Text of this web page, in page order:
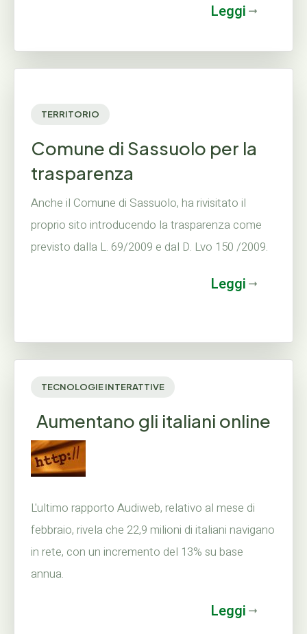
Leggi
TERRITORIO
Comune di Sassuolo per la
trasparenza
Anche il Comune di Sassuolo, ha rivisitato il
proprio sito introducendo la trasparenza come
previsto dalla L. 69/2009 e dal D. Lvo 150 /2009.
Leggi
TECNOLOGIE INTERATTIVE
Aumentano gli italiani online
L'ultimo rapporto Audiweb, relativo al mese di
febbraio, rivela che 22,9 milioni di italiani navigano
in rete, con un incremento del 13% su base
annua.
Leggi